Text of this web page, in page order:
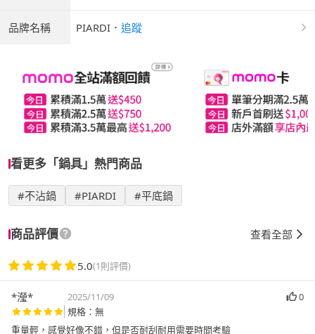
品牌名稱 PIARDI ． 追蹤
看更多「鍋具」熱門商品
#不沾鍋 #PIARDI #平底鍋
商品評價 查看全部
5.0(1則評價)
*瀅* 2025/11/09
0
規格：無
重量輕，感覺好像不錯，但是否耐刮耐用需要時間考驗